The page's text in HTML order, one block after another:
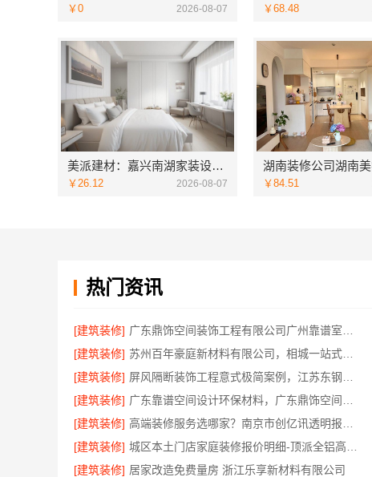
￥0 2026-08-07 ￥68.48
美派建材：嘉兴南湖家装设计全包环保材料
￥26.12 2026-08-07 ￥84.51
热门资讯
[建筑装修]
[建筑装修]
[建筑装修]
[建筑装修]
[建筑装修]
[建筑装修]
[建筑装修] 居家改造免费量房 浙江乐享新材料有限公司